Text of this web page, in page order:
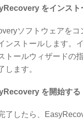
をインスト
ソフトウェアをコ
ンストールします。
トールウィザードの
します。
を開始する
了したら、